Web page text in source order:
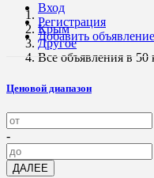
Вход
Регистрация
Добавить объявление
Крым
Другое
Все объявления в
Ценовой диапазон
-
ДАЛЕЕ